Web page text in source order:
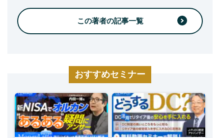
この著者の記事一覧
おすすめセミナー